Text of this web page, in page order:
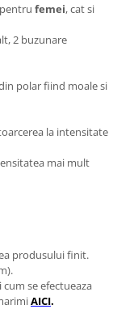
femei, cat si
2 buzunare
polar fiind moale si
la intensitate
mai mult
produsului finit.
se efectueaza
AICI.